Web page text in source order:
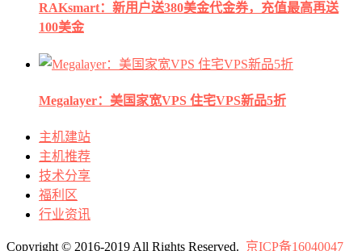
RAKsmart：新用户送380美金代金券，充值最高再送
100美金
Megalayer：美国家宽VPS 住宅VPS新品5折
主机建站
主机推荐
技术分享
福利区
行业资讯
Copyright © 2016-2019 All Rights Reserved. 京ICP备16040047